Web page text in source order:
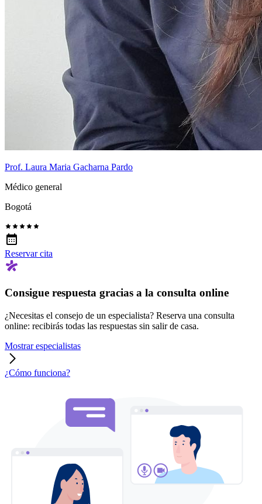
Prof. Laura Maria Gacharna Pardo
Médico general
Bogotá
Reservar cita
Consigue respuesta gracias a la consulta online
¿Necesitas el consejo de un especialista? Reserva una consulta
online: recibirás todas las respuestas sin salir de casa.
Mostrar especialistas
¿Cómo funciona?